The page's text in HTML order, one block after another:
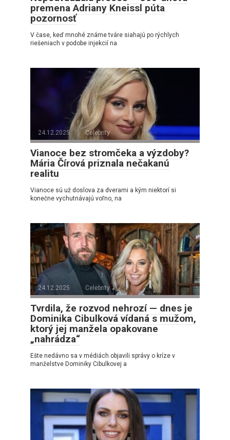
premena Adriany Kneissl púta
pozornosť
V čase, keď mnohé známe tváre siahajú po rýchlych
riešeniach v podobe injekcií na
24.12.2025 Celebrity
Vianoce bez stromčeka a výzdoby?
Mária Čírová priznala nečakanú
realitu
Vianoce sú už doslova za dverami a kým niektorí si
konečne vychutnávajú voľno, na
24.12.2025 Celebrity
Tvrdila, že rozvod nehrozí — dnes je
Dominika Cibulková vídaná s mužom,
ktorý jej manžela opakovane
„nahrádza“
Ešte nedávno sa v médiách objavili správy o kríze v
manželstve Dominiky Cibulkovej a